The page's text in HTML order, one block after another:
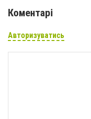
Коментарі
Авторизуватись